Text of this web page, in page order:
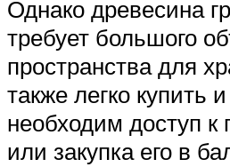
Однако древесина
требует большого
пространства для
также легко купить
необходим доступ к
или закупка его в